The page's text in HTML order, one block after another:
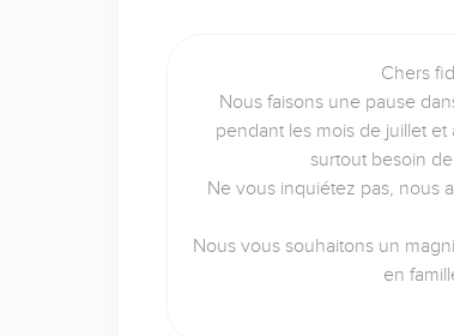
Chers
Nous faisons une pause
pendant les mois de juillet
surtout besoin
Ne vous inquiétez pas, nous
Nous vous souhaitons un
en